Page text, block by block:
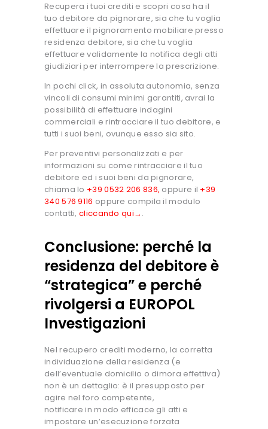
Recupera i tuoi crediti e scopri cosa ha il
tuo debitore da pignorare, sia che tu voglia
effettuare il pignoramento mobiliare presso
residenza debitore, sia che tu voglia
effettuare validamente la notifica degli atti
giudiziari per interrompere la prescrizione.
In pochi click, in assoluta autonomia, senza
vincoli di consumi minimi garantiti, avrai la
possibilità di effettuare indagini
commerciali e rintracciare il tuo debitore, e
tutti i suoi beni, ovunque esso sia sito.
Per preventivi personalizzati e per
informazioni su come rintracciare il tuo
debitore ed i suoi beni da pignorare,
chiama lo +39 0532 206 836, oppure il +39
340 576 9116 oppure compila il modulo
contatti, cliccando qui→.
Conclusione: perché la
residenza del debitore è
“strategica” e perché
rivolgersi a EUROPOL
Investigazioni
Nel recupero crediti moderno, la corretta
individuazione della residenza (e
dell’eventuale domicilio o dimora effettiva)
non è un dettaglio: è il presupposto per
agire nel foro competente,
notificare in modo efficace gli atti e
impostare un’esecuzione forzata